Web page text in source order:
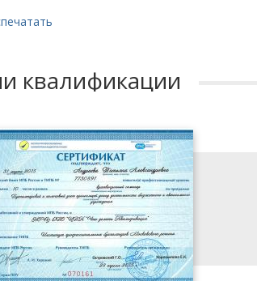
квалификации